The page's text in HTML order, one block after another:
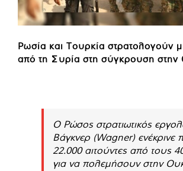
Ρωσία και Τουρκία στρατολογούν
από τη Συρία στη σύγκρουση στην
Ο Ρώσος στρατιωτικός
Βάγκνερ (Wagner) ενέκρινε
22.000 αιτούντες από τους
για να πολεμήσουν στην